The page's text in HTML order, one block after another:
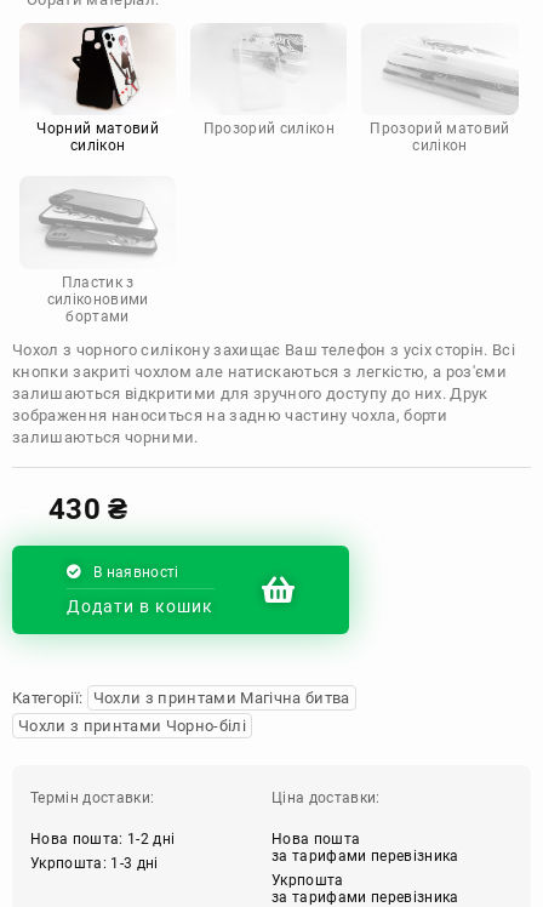
Doogee
Infinix
Sony
Motorola
Чорний матовий
силікон
Прозорий силікон
Прозорий матовий
силікон
Пластик з
силіконовими
бортами
Чохол з чорного силікону захищає Ваш телефон з усіх сторін. Всі
кнопки закриті чохлом але натискаються з легкістю, а роз'єми
залишаються відкритими для зручного доступу до них. Друк
зображення наноситься на задню частину чохла, борти
залишаються чорними.
430₴
В наявності
Додати в кошик
Категорії:
Чохли з принтами Магічна битва
Чохли з принтами Чорно-білі
Термін доставки:
Нова пошта: 1-2 дні
Укрпошта: 1-3 дні
Ціна доставки:
Нова пошта
за тарифами перевізника
Укрпошта
за тарифами перевізника